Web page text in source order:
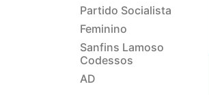
Partido Socialista
Feminino
Sanfins Lamoso
Codessos
AD